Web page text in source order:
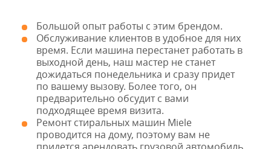
Большой опыт работы с этим брендом.
Обслуживание клиентов в удобное для них
время. Если машина перестанет работать в
выходной день, наш мастер не станет
дожидаться понедельника и сразу придет
по вашему вызову. Более того, он
предварительно обсудит с вами
подходящее время визита.
Ремонт стиральных машин Miele
проводится на дому, поэтому вам не